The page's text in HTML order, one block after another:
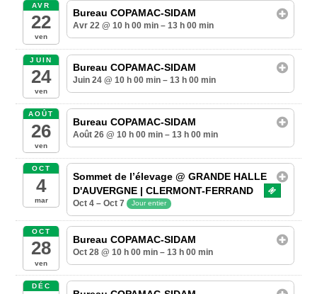
AVR
22
ven
Bureau COPAMAC-SIDAM
Avr 22 @ 10 h 00 min – 13 h 00 min
JUIN
24
ven
Bureau COPAMAC-SIDAM
Juin 24 @ 10 h 00 min – 13 h 00 min
AOÛT
26
ven
Bureau COPAMAC-SIDAM
Août 26 @ 10 h 00 min – 13 h 00 min
OCT
4
mar
Sommet de l’élevage @ GRANDE HALLE
D'AUVERGNE | CLERMONT-FERRAND
Oct 4 – Oct 7 Jour entier
OCT
28
ven
Bureau COPAMAC-SIDAM
Oct 28 @ 10 h 00 min – 13 h 00 min
DÉC